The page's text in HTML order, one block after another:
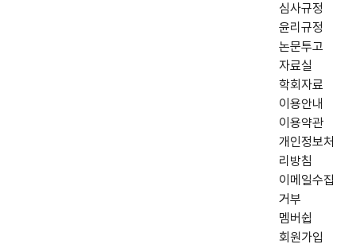
심사규정
윤리규정
논문투고
자료실
학회자료
이용안내
이용약관
개인정보처
리방침
이메일수집
거부
멤버쉽
회원가입